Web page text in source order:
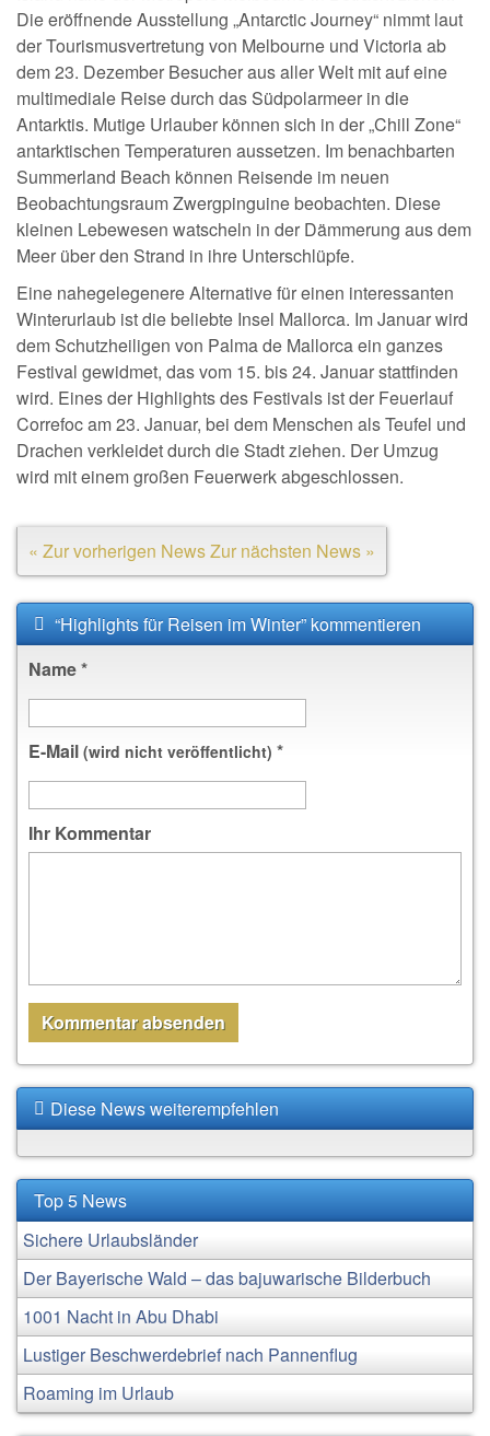
Die eröffnende Ausstellung „Antarctic Journey“ nimmt laut
der Tourismusvertretung von Melbourne und Victoria ab
dem 23. Dezember Besucher aus aller Welt mit auf eine
multimediale Reise durch das Südpolarmeer in die
Antarktis. Mutige Urlauber können sich in der „Chill Zone“
antarktischen Temperaturen aussetzen. Im benachbarten
Summerland Beach können Reisende im neuen
Beobachtungsraum Zwergpinguine beobachten. Diese
kleinen Lebewesen watscheln in der Dämmerung aus dem
Meer über den Strand in ihre Unterschlüpfe.
Eine nahegelegenere Alternative für einen interessanten
Winterurlaub ist die beliebte Insel Mallorca. Im Januar wird
dem Schutzheiligen von Palma de Mallorca ein ganzes
Festival gewidmet, das vom 15. bis 24. Januar stattfinden
wird. Eines der Highlights des Festivals ist der Feuerlauf
Correfoc am 23. Januar, bei dem Menschen als Teufel und
Drachen verkleidet durch die Stadt ziehen. Der Umzug
wird mit einem großen Feuerwerk abgeschlossen.
« Zur vorherigen NewsZur nächsten News »
“Highlights für Reisen im Winter” kommentieren
Name*
E-Mail (wird nicht veröffentlicht) *
Ihr Kommentar
Diese News weiterempfehlen
Top 5 News
Sichere Urlaubsländer
Der Bayerische Wald – das bajuwarische Bilderbuch
1001 Nacht in Abu Dhabi
Lustiger Beschwerdebrief nach Pannenflug
Roaming im Urlaub